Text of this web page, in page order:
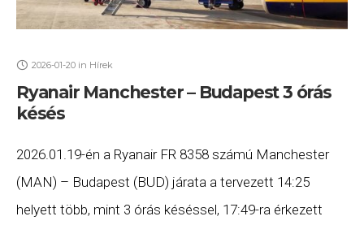
2026-01-20 in Hírek
Ryanair Manchester – Budapest 3 órás
késés
2026.01.19-én a Ryanair FR 8358 számú Manchester
(MAN) – Budapest (BUD) járata a tervezett 14:25
helyett több, mint 3 órás késéssel, 17:49-ra érkezett